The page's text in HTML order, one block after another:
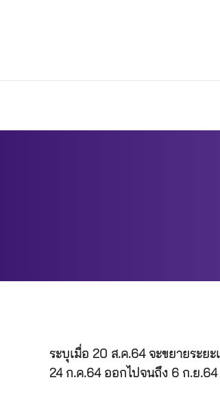
ระบุเมื่อ 20 ส.ค.64 จะขยายระยะ
24 ก.ค.64 ออกไปจนถึง 6 ก.ย.64